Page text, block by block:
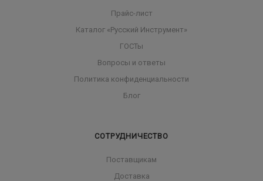
Прайс-лист
Каталог «Русский Инструмент»
ГОСТы
Вопросы и ответы
Политика конфиденциальности
Блог
СОТРУДНИЧЕСТВО
Поставщикам
Доставка